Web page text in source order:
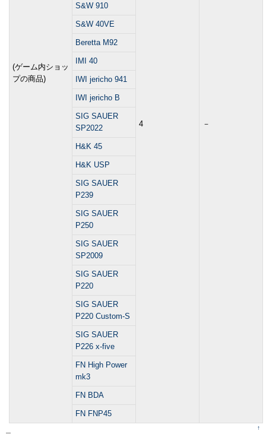
(ゲーム内ショッ
プの商品)
4 －
S&W 910
S&W 40VE
Beretta M92
IMI 40
IWI jericho 941
IWI jericho B
SIG SAUER
SP2022
H&K 45
H&K USP
SIG SAUER
P239
SIG SAUER
P250
SIG SAUER
SP2009
SIG SAUER
P220
SIG SAUER
P220 Custom-S
SIG SAUER
P226 x-five
FN High Power
mk3
FN BDA
FN FNP45
↑